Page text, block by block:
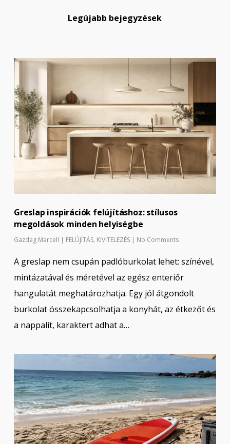
Legújabb bejegyzések
Greslap inspirációk felújításhoz: stílusos
megoldások minden helyiségbe
Gazdag Marcell | FELÚJÍTÁS, KIVITELEZÉS | No Comments
A greslap nem csupán padlóburkolat lehet: színével,
mintázatával és méretével az egész enteriőr
hangulatát meghatározhatja. Egy jól átgondolt
burkolat összekapcsolhatja a konyhát, az étkezőt és
a nappalit, karaktert adhat a…